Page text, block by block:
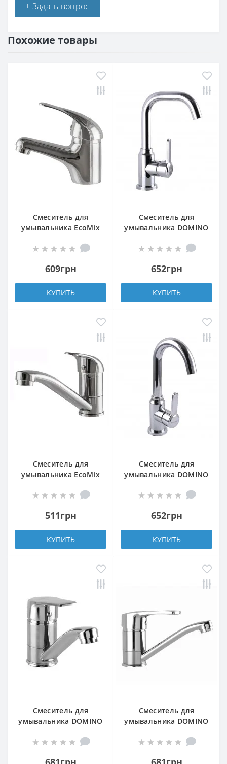
+ Задать вопрос
Похожие товары
Смеситель для
умывальника EcoMix
609грн
КУПИТЬ
Смеситель для
умывальника DOMINO
652грн
КУПИТЬ
Смеситель для
умывальника EcoMix
511грн
КУПИТЬ
Смеситель для
умывальника DOMINO
652грн
КУПИТЬ
Смеситель для
умывальника DOMINO
Смеситель для
умывальника DOMINO